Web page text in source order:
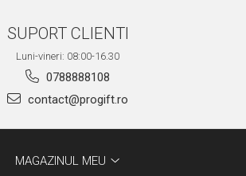
SUPORT CLIENTI
Luni-vineri: 08:00-16.30
0788888108
contact@progift.ro
MAGAZINUL MEU